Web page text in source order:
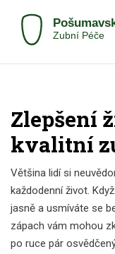
Zlepšení
kvalitní
Většina lidí si
každodenní život.
jasně a usmíváte se
zápach vám mohou
po ruce pár